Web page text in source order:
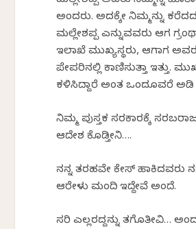
ಅಂದರು. ಅದಕ್ಕೇ ನಿಮ್ಮನ್ನು
ಮಲ್ಲೇಶಪ್ಪ ಎನ್ನುವವರು ಆಗ
ಇಲಾಖೆ ಮುಖ್ಯಸ್ಥರು, ಆಗಾಗ
ಪೇಪರಿನಲ್ಲಿ ಕಾಣಿಸುತ್ತಾ ಇತ್ತು.
ಕಳಿಸಿದ್ದಾರೆ ಅಂತ ಒಂದೂವರೆ ಅಡಿ
ನಿಮ್ಮ ಪುಸ್ತಕ ಸರಕಾರಕ್ಕೆ
ಆದೇಶ ಕೊಡ್ತೀನಿ….
ನನ್ನ ತರಹವೇ ಕೇಸ್ ಹಾಕಿದವರು
ಆರೇಳು ಮಂದಿ ಇದ್ದೇವೆ ಅಂದೆ.
ಸರಿ ಎಲ್ಲರದ್ದನ್ನು ತಗೊತೀವಿ…